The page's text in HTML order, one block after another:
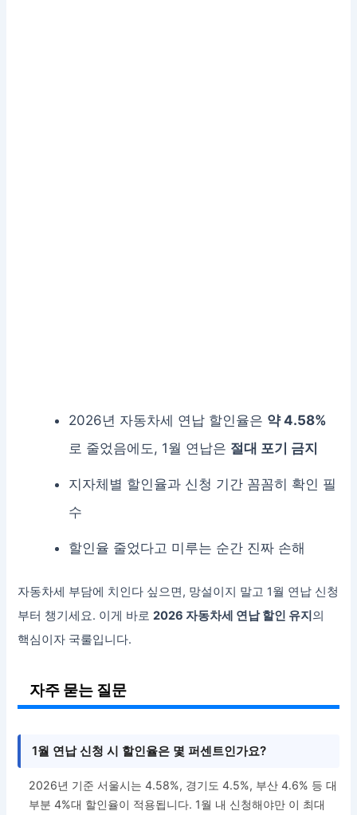
2026년 자동차세 연납 할인율은 약 4.58%
로 줄었음에도, 1월 연납은 절대 포기 금지
지자체별 할인율과 신청 기간 꼼꼼히 확인 필
수
할인율 줄었다고 미루는 순간 진짜 손해
자동차세 부담에 치인다 싶으면, 망설이지 말고 1월 연납 신청
부터 챙기세요. 이게 바로2026 자동차세 연납 할인 유지의
핵심이자 국룰입니다.
자주 묻는 질문
1월 연납 신청 시 할인율은 몇 퍼센트인가요?
2026년 기준 서울시는 4.58%, 경기도 4.5%, 부산 4.6% 등 대
부분 4%대 할인율이 적용됩니다. 1월 내 신청해야만 이 최대